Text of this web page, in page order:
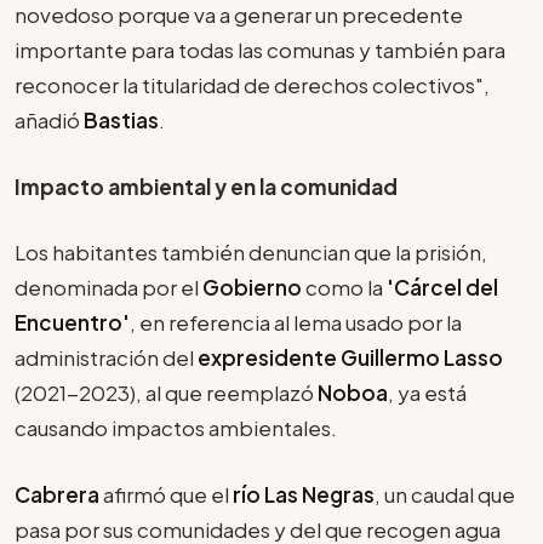
novedoso porque va a generar un precedente
importante para todas las comunas y también para
reconocer la titularidad de derechos colectivos",
añadió Bastias.
Impacto ambiental y en la comunidad
Los habitantes también denuncian que la prisión,
denominada por el Gobiernocomo la 'Cárcel del
Encuentro', en referencia al lema usado por la
administración del expresidente Guillermo Lasso
(2021-2023), al que reemplazó Noboa, ya está
causando impactos ambientales.
Cabreraafirmó que el río Las Negras, un caudal que
pasa por sus comunidades y del que recogen agua